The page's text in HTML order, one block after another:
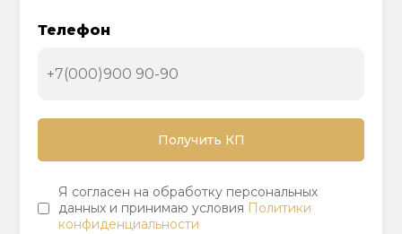
Телефон
Я согласен на обработку персональных
данных и принимаю условия Политики
конфиденциальности